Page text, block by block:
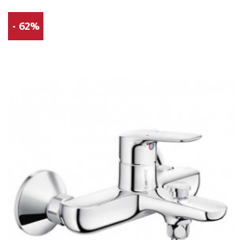
- 62%